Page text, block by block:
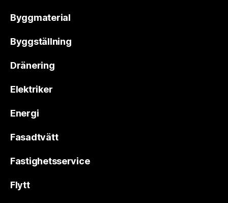
Byggmaterial
Byggställning
Dränering
Elektriker
Energi
Fasadtvätt
Fastighetsservice
Flytt